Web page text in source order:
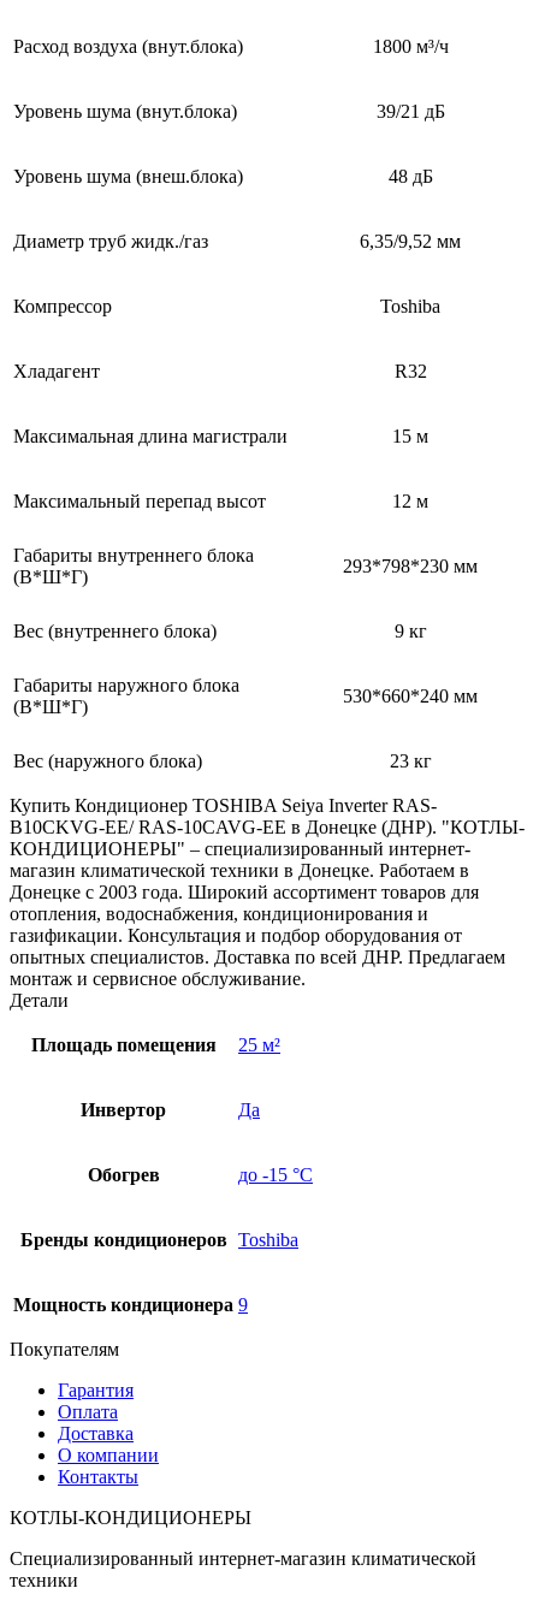
Расход воздуха (внут.блока) 1800 м³/ч
Уровень шума (внут.блока) 39/21 дБ
Уровень шума (внеш.блока) 48 дБ
Диаметр труб жидк./газ 6,35/9,52 мм
Компрессор Toshiba
Хладагент R32
Максимальная длина магистрали 15 м
Максимальный перепад высот 12 м
Габариты внутреннего блока
(В*Ш*Г)
293*798*230 мм
Вес (внутреннего блока) 9 кг
Габариты наружного блока
(В*Ш*Г)
530*660*240 мм
Вес (наружного блока) 23 кг
Купить Кондиционер TOSHIBA Seiya Inverter RAS-
B10CKVG-EE/ RAS-10CAVG-EE в Донецке (ДНР). "КОТЛЫ-
КОНДИЦИОНЕРЫ" – специализированный интернет-
магазин климатической техники в Донецке. Работаем в
Донецке с 2003 года. Широкий ассортимент товаров для
отопления, водоснабжения, кондиционирования и
газификации. Консультация и подбор оборудования от
опытных специалистов. Доставка по всей ДНР. Предлагаем
монтаж и сервисное обслуживание.
Детали
Площадь помещения 25 м²
Инвертор Да
Обогрев до -15 °C
Бренды кондиционеров Toshiba
Мощность кондиционера 9
Покупателям
Гарантия
Оплата
Доставка
О компании
Контакты
КОТЛЫ-КОНДИЦИОНЕРЫ
Специализированный интернет-магазин климатической
техники